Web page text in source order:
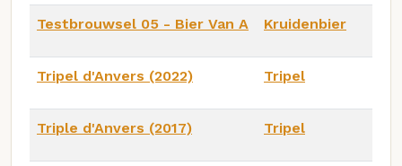
Testbrouwsel 05 - Bier Van A Kruidenbier
Tripel d'Anvers (2022) Tripel
Triple d'Anvers (2017) Tripel